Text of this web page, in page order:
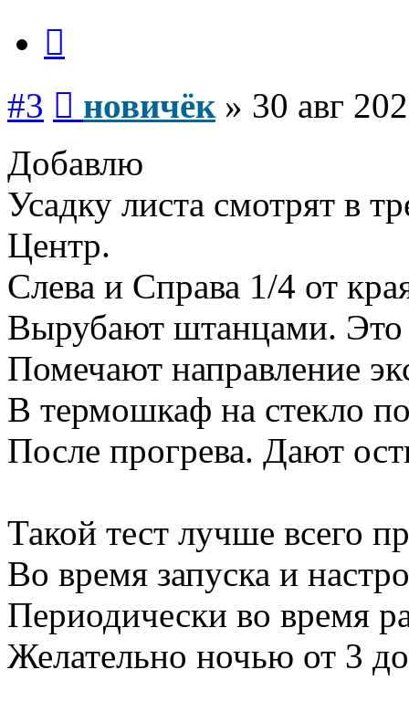
#3 новичёк» 30 авг
Добавлю
Усадку листа смотрят в
Центр.
Слева и Справа 1/4 от
Вырубают штанцами.
Помечают направление
В термошкаф на стекло
После прогрева. Дают
Такой тест лучше всего
Во время запуска и
Периодически во время
Желательно ночью от 3